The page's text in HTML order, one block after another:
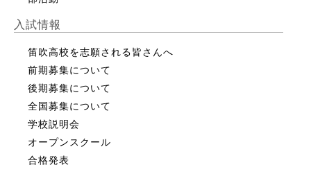
入試情報
笛吹高校を志願される皆さんへ
前期募集について
後期募集について
全国募集について
学校説明会
オープンスクール
合格発表